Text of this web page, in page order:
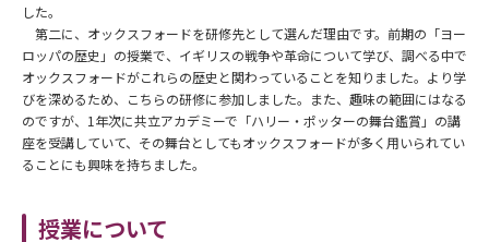
した。
第二に、オックスフォードを研修先として選んだ理由です。前期の「ヨー
ロッパの歴史」の授業で、イギリスの戦争や革命について学び、調べる中で
オックスフォードがこれらの歴史と関わっていることを知りました。より学
びを深めるため、こちらの研修に参加しました。また、趣味の範囲にはなる
のですが、1年次に共立アカデミーで「ハリー・ポッターの舞台鑑賞」の講
座を受講していて、その舞台としてもオックスフォードが多く用いられてい
ることにも興味を持ちました。
授業について